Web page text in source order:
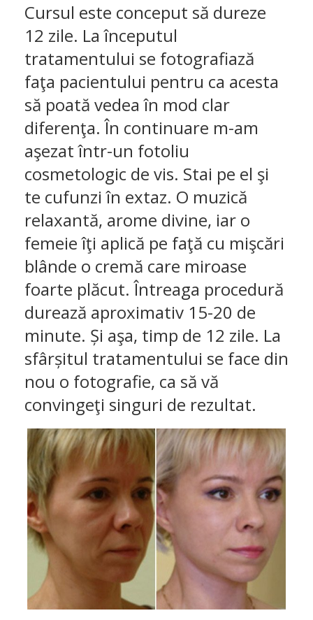
Cursul este conceput să dureze
12 zile. La începutul
tratamentului se fotografiază
faţa pacientului pentru ca acesta
să poată vedea în mod clar
diferenţa. În continuare m-am
aşezat într-un fotoliu
cosmetologic de vis. Stai pe el şi
te cufunzi în extaz. O muzică
relaxantă, arome divine, iar o
femeie îţi aplică pe faţă cu mişcări
blânde o cremă care miroase
foarte plăcut. Întreaga procedură
durează aproximativ 15-20 de
minute. Și aşa, timp de 12 zile. La
sfârșitul tratamentului se face din
nou o fotografie, ca să vă
convingeţi singuri de rezultat.